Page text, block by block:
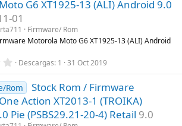
)s
t
r
e
l
s
)
G6 XT1925-13 (ALI) Android 9.0
01
Firmware/ Rom
Motorola Moto G6 XT1925-13 (ALI) Android
0
0
0
e
s
t
r
Descargas 1 31 Oct 2019
Rom
Stock Rom / Firmware
Action XT2013-1 (TROIKA)
Pie (PSBS29.21-20-4) Retail 9.0